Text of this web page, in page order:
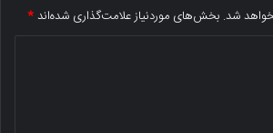
شد. بخش‌های موردنیاز علامت‌گذاری شده‌اند*